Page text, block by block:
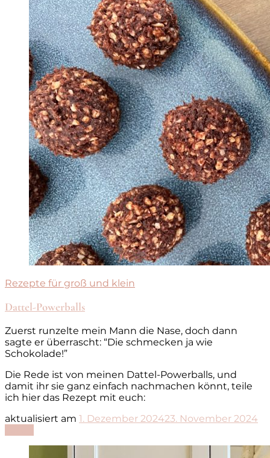
Rezepte für groß und klein
Dattel-Powerballs
Zuerst runzelte mein Mann die Nase, doch dann
sagte er überrascht: “Die schmecken ja wie
Schokolade!”
Die Rede ist von meinen Dattel-Powerballs, und
damit ihr sie ganz einfach nachmachen könnt, teile
ich hier das Rezept mit euch:
aktualisiert am 1. Dezember 202423. November 2024